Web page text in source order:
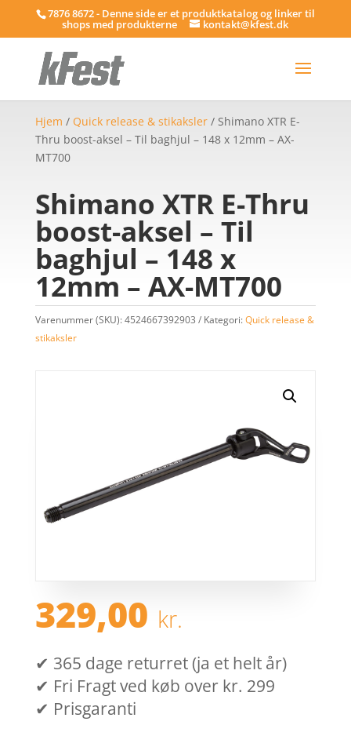
7876 8672 - Denne side er et produktkatalog og linker til
shops med produkterne kontakt@kfest.dk
Hjem / Quick release & stikaksler/ Shimano XTR E-
Thru boost-aksel – Til baghjul – 148 x 12mm – AX-
MT700
Shimano XTR E-Thru
boost-aksel – Til
baghjul – 148 x
12mm – AX-MT700
Varenummer (SKU):4524667392903 Kategori:Quick release &
stikaksler
329,00 kr.
✔ 365 dage returret (ja et helt år)
✔ Fri Fragt ved køb over kr. 299
✔ Prisgaranti